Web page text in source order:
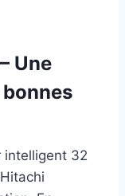
Une
intelligent 32